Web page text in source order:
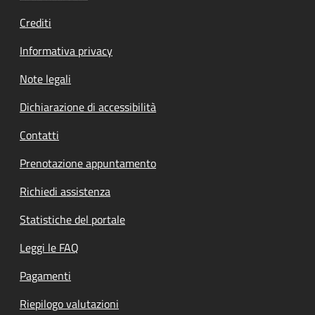
Crediti
Informativa privacy
Note legali
Dichiarazione di accessibilità
Contatti
Prenotazione appuntamento
Richiedi assistenza
Statistiche del portale
Leggi le FAQ
Pagamenti
Riepilogo valutazioni